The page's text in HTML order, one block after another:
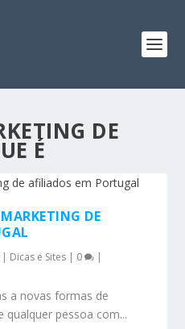
DE
É
DE
| Dicas e Sites | 0 |
a novas formas de
pessoa com...